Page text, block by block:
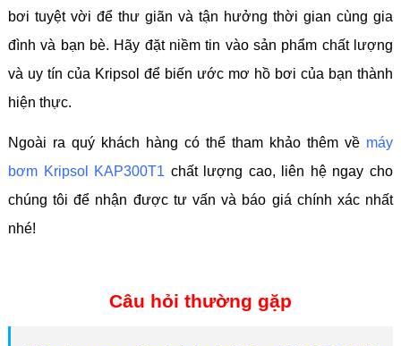
bơi tuyệt vời để thư giãn và tận hưởng thời gian cùng gia
đình và bạn bè. Hãy đặt niềm tin vào sản phẩm chất lượng
và uy tín của Kripsol để biến ước mơ hồ bơi của bạn thành
hiện thực.
Ngoài ra quý khách hàng có thể tham khảo thêm về máy
bơm Kripsol KAP300T1 chất lượng cao, liên hệ ngay cho
chúng tôi để nhận được tư vấn và báo giá chính xác nhất
nhé!
Câu hỏi thường gặp